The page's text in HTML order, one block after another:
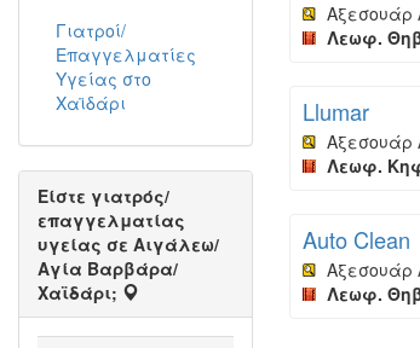
Αξεσουάρ
Λεωφ.
Llumar
Αξεσουάρ
Λεωφ.
Auto Clean
Αξεσουάρ
Λεωφ.
Γιατροί/
Επαγγελματίες
Υγείας στο
Χαϊδάρι
Είστε γιατρός/
επαγγελματίας
υγείας σε Αιγάλεω/
Αγία Βαρβάρα/
Χαϊδάρι;